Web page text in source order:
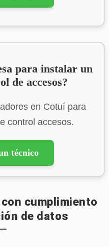
para instalar un
de accesos?
en Cotuí para
control accesos.
técnico
cumplimiento
de datos